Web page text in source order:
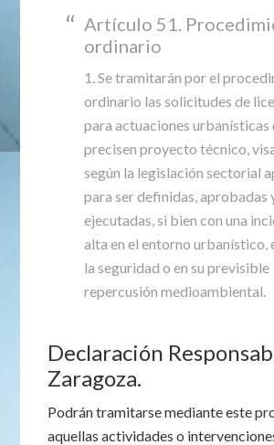
Artículo 51.
ordinario
1. Se tramitarán por el
ordinario las solicitudes de
para actuaciones urbanísticas
precisen proyecto técnico,
según la legislación sectorial
para ser definidas, aprobadas
ejecutadas, si bien con una
alta en el entorno urbanístico,
la seguridad o en su previsible
repercusión medioambiental.
Declaración
Zaragoza.
Podrán tramitarse mediante este
aquellas actividades o